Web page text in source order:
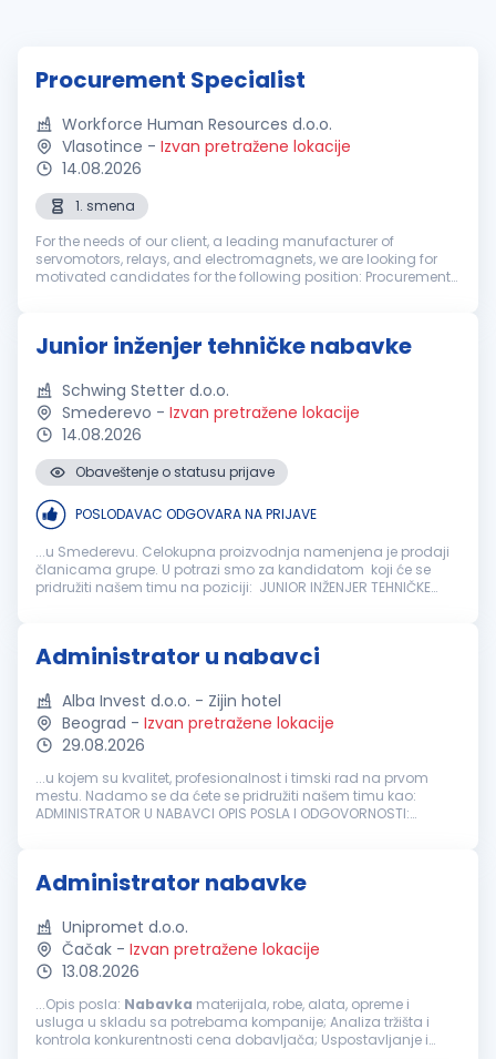
Procurement Specialist
Workforce Human Resources d.o.o.
Vlasotince - Izvan pretražene lokacije
14.08.2026
1. smena
For the needs of our client, a leading manufacturer of
servomotors, relays, and electromagnets, we are looking for
motivated candidates for the following position: Procurement
Junior inženjer tehničke nabavke
Schwing Stetter d.o.o.
Smederevo - Izvan pretražene lokacije
14.08.2026
Obaveštenje o statusu prijave
POSLODAVAC ODGOVARA NA PRIJAVE
...u Smederevu. Celokupna proizvodnja namenjena je prodaji
članicama grupe. U potrazi smo za kandidatom koji će se
pridružiti našem timu na poziciji: JUNIOR INŽENJER TEHNIČKE
Administrator u nabavci
Alba Invest d.o.o. - Zijin hotel
Beograd - Izvan pretražene lokacije
29.08.2026
...u kojem su kvalitet, profesionalnost i timski rad na prvom
mestu. Nadamo se da ćete se pridružiti našem timu kao:
ADMINISTRATOR U NABAVCI OPIS POSLA I ODGOVORNOSTI:
Administrator nabavke
Unipromet d.o.o.
Čačak - Izvan pretražene lokacije
13.08.2026
...Opis posla: Nabavka materijala, robe, alata, opreme i
usluga u skladu sa potrebama kompanije; Analiza tržišta i
kontrola konkurentnosti cena dobavljača; Uspostavljanje i